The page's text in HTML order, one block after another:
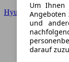
Um Ihnen
und
darauf
Hyundai